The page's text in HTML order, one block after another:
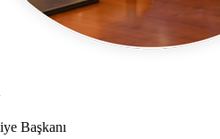
Başkanı